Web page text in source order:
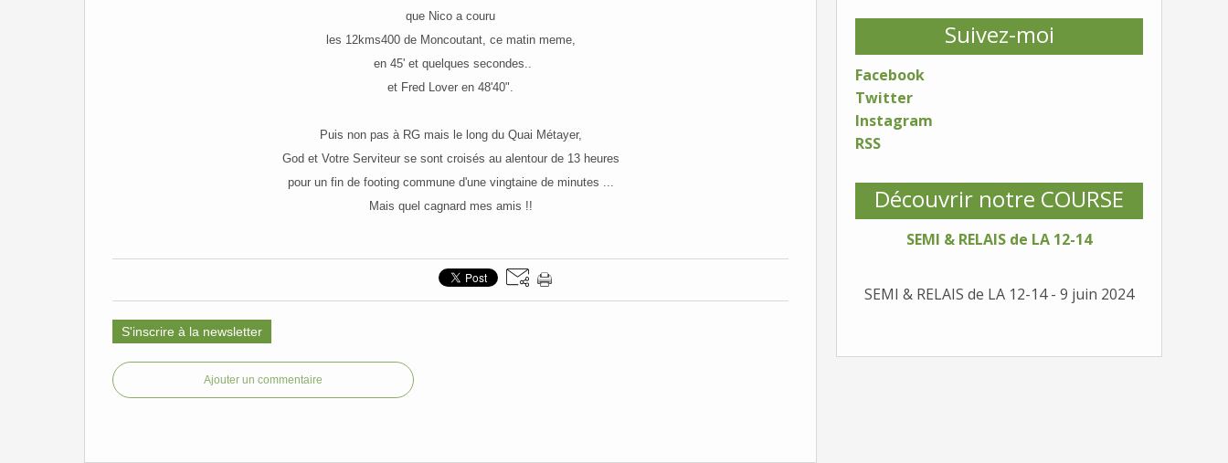
Suivez-moi
Facebook
Twitter
Instagram
RSS
Découvrir notre COURSE
SEMI & RELAIS de LA 12-14
SEMI & RELAIS de LA 12-14 - 9 juin 2024
que Nico a couru
les 12kms400 de Moncoutant, ce matin meme,
en 45' et quelques secondes..
et Fred Lover en 48'40".
Puis non pas à RG mais le long du Quai Métayer,
God et Votre Serviteur se sont croisés au alentour de 13 heures
pour un fin de footing commune d'une vingtaine de minutes ...
Mais quel cagnard mes amis !!
S'inscrire à la newsletter
Ajouter un commentaire